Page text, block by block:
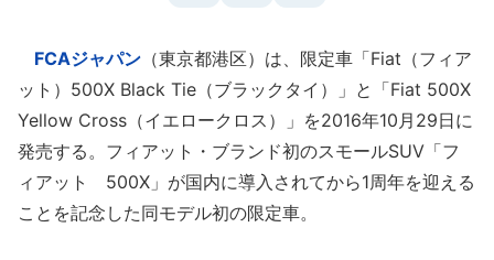
FCAジャパン （東京都港区）は、限定車「Fiat（フィア
ット）500X Black Tie（ブラックタイ）」と「Fiat 500X
Yellow Cross（イエロークロス）」を2016年10月29日に
発売する。フィアット・ブランド初のスモールSUV「フ
ィアット 500X」が国内に導入されてから1周年を迎える
ことを記念した同モデル初の限定車。